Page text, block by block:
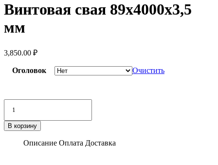
Винтовая свая 89х4000х3,5
мм
3,850.00 ₽
Оголовок Очистить
товара
Винтовая
свая
В корзину
Описание Оплата Доставка